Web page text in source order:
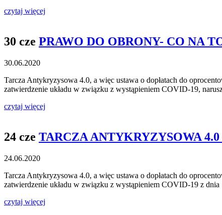
czytaj więcej
30 cze PRAWO DO OBRONY- CO NA
30.06.2020
Tarcza Antykryzysowa 4.0, a więc ustawa o dopłatach do
zatwierdzenie układu w związku z wystąpieniem COVID-19,
czytaj więcej
24 cze TARCZA ANTYKRYZYSOWA
24.06.2020
Tarcza Antykryzysowa 4.0, a więc ustawa o dopłatach do
zatwierdzenie układu w związku z wystąpieniem COVID-19 z
czytaj więcej